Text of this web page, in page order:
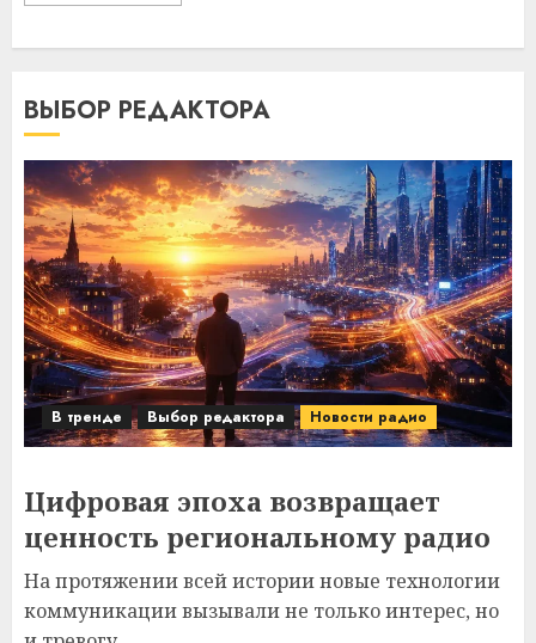
ВЫБОР РЕДАКТОРА
В тренде Выбор редактора Новости радио
Цифровая эпоха возвращает
ценность региональному радио
На протяжении всей истории новые технологии
коммуникации вызывали не только интерес, но